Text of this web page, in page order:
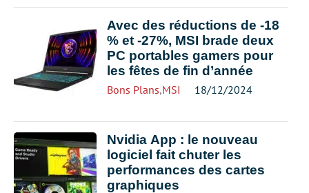
Avec des réductions de -18
% et -27%, MSI brade deux
PC portables gamers pour
les fêtes de fin d’année
Bons Plans,MSI 18/12/2024
Nvidia App : le nouveau
logiciel fait chuter les
performances des cartes
graphiques